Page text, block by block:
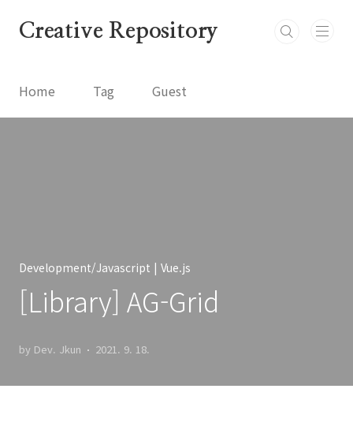
Creative Repository
Home Tag Guest
Development/Javascript | Vue.js
[Library] AG-Grid
by Dev. Jkun 2021. 9. 18.